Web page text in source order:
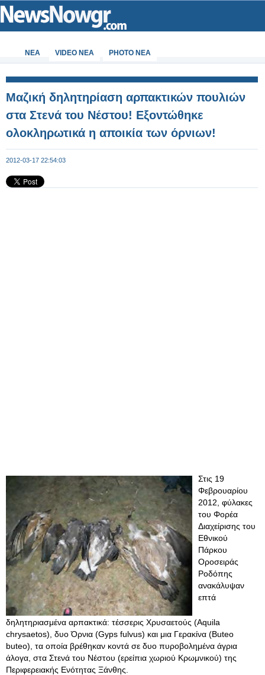
ΝΕΑ VIDEO NEA PHOTO NEA
Μαζική δηλητηρίαση αρπακτικών πουλιών
στα Στενά του Νέστου! Εξοντώθηκε
ολοκληρωτικά η αποικία των όρνιων!
2012-03-17 22:54:03
Στις 19
Φεβρουαρίου
2012, φύλακες
του Φορέα
Διαχείρισης του
Εθνικού
Πάρκου
Οροσειράς
Ροδόπης
ανακάλυψαν
επτά
δηλητηριασμένα αρπακτικά: τέσσερις Χρυσαετούς (Aquila
chrysaetos), δυο Όρνια (Gyps fulvus) και μια Γερακίνα (Buteo
buteo), τα οποία βρέθηκαν κοντά σε δυο πυροβολημένα άγρια
άλογα, στα Στενά του Νέστου (ερείπια χωριού Κρωμνικού) της
Περιφερειακής Ενότητας Ξάνθης.